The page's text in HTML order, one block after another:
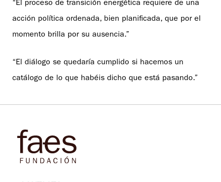
“El proceso de transición energética requiere de una
acción política ordenada, bien planificada, que por el
momento brilla por su ausencia.”
“El diálogo se quedaría cumplido si hacemos un
catálogo de lo que habéis dicho que está pasando.”